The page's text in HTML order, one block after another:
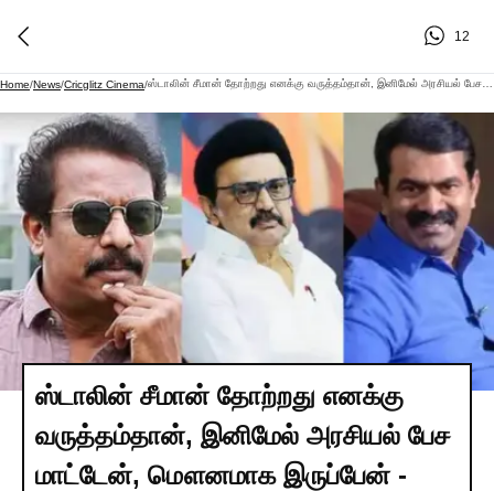
12
Home/News/Cricglitz Cinema/
ஸ்டாலின் சீமான் தோற்றது எனக்கு
வருத்தம்தான், இனிமேல் அரசியல் பேச
மாட்டேன், மௌனமாக இருப்பேன் -